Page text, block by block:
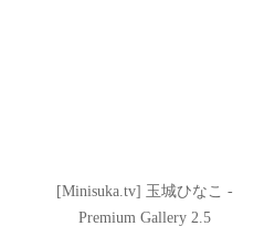
[Minisuka.tv] 玉城ひなこ -
Premium Gallery 2.5